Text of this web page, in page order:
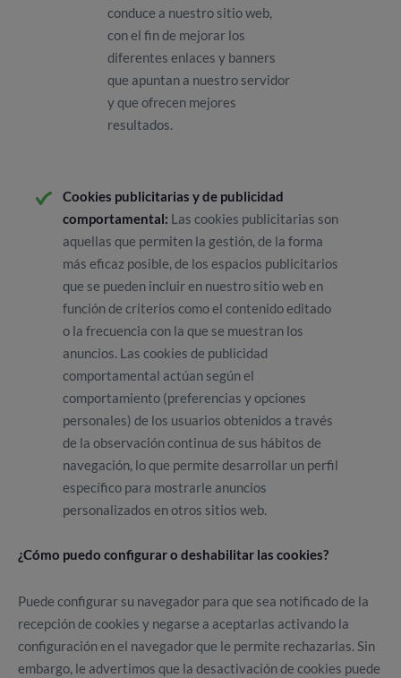
conduce a nuestro sitio web,
con el fin de mejorar los
diferentes enlaces y banners
que apuntan a nuestro servidor
y que ofrecen mejores
resultados.
Cookies publicitarias y de publicidad
comportamental: Las cookies publicitarias son
aquellas que permiten la gestión, de la forma
más eficaz posible, de los espacios publicitarios
que se pueden incluir en nuestro sitio web en
función de criterios como el contenido editado
o la frecuencia con la que se muestran los
anuncios. Las cookies de publicidad
comportamental actúan según el
comportamiento (preferencias y opciones
personales) de los usuarios obtenidos a través
de la observación continua de sus hábitos de
navegación, lo que permite desarrollar un perfil
específico para mostrarle anuncios
personalizados en otros sitios web.
¿Cómo puedo configurar o deshabilitar las cookies?
Puede configurar su navegador para que sea notificado de la
recepción de cookies y negarse a aceptarlas activando la
configuración en el navegador que le permite rechazarlas. Sin
embargo, le advertimos que la desactivación de cookies puede